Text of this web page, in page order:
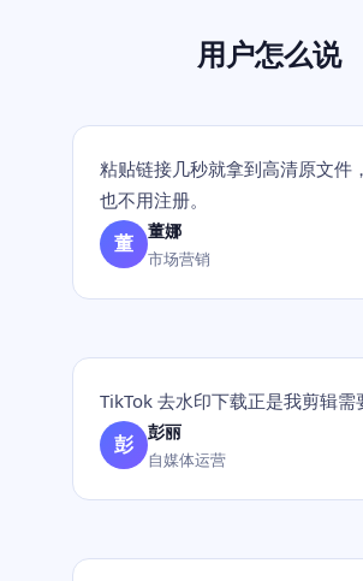
用户怎么说
粘贴链接几秒就拿到高清原文件
也不用注册。
董 董娜
市场营销
TikTok 去水印下载正是我剪辑需
彭 彭丽
自媒体运营